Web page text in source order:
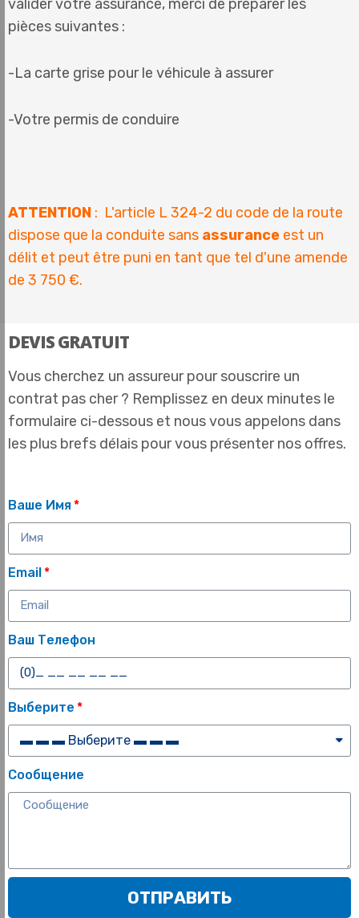
valider votre assurance, merci de préparer les
pièces suivantes :
-La carte grise pour le véhicule à assurer
-Votre permis de conduire
ATTENTION : L'article L 324-2 du code de la route
dispose que la conduite sans assurance est un
délit et peut être puni en tant que tel d'une amende
de 3 750 €.
DEVIS GRATUIT
Vous cherchez un assureur pour souscrire un
contrat pas cher ? Remplissez en deux minutes le
formulaire ci-dessous et nous vous appelons dans
les plus brefs délais pour vous présenter nos offres.
Ваше Имя
Email
Ваш Телефон
Выберите
Сообщение
ОТПРАВИТЬ